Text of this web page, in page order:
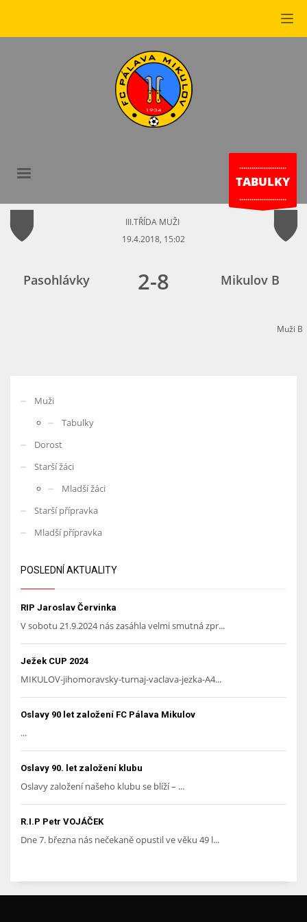
.......................
TABULKY
.......................
III.TŘÍDA MUŽI
19.4.2018, 15:02
Pasohlávky 2-8 Mikulov B
Muži B
Muži
Tabulky
Dorost
Starší žáci
Mladší žáci
Starší přípravka
Mladší přípravka
POSLEDNÍ AKTUALITY
RIP Jaroslav Červinka
V sobotu 21.9.2024 nás zasáhla velmi smutná zpr...
Ježek CUP 2024
MIKULOV-jihomoravsky-turnaj-vaclava-jezka-A4...
Oslavy 90 let založení FC Pálava Mikulov
...
Oslavy 90. let založení klubu
Oslavy založení našeho klubu se blíží – ...
R.I.P Petr VOJÁČEK
Dne 7. března nás nečekaně opustil ve věku 49 l...